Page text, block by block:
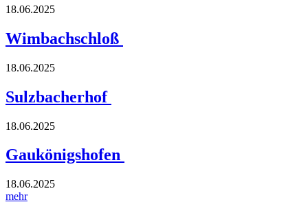
18.06.2025
Wimbachschloß
18.06.2025
Sulzbacherhof
18.06.2025
Gaukönigshofen
18.06.2025
mehr